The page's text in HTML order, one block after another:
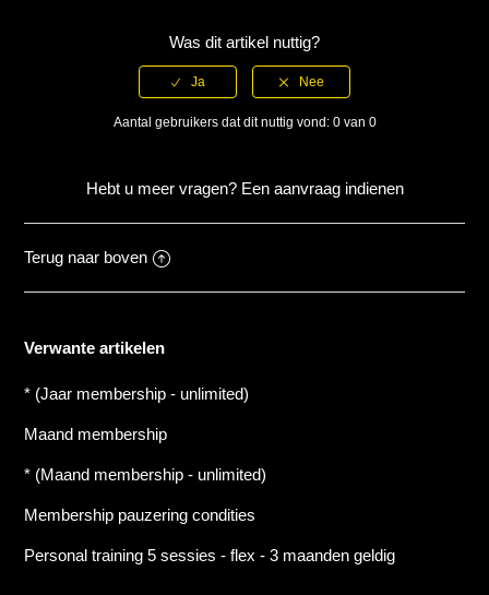
Was dit artikel nuttig?
Aantal gebruikers dat dit nuttig vond: 0 van 0
Hebt u meer vragen? Een aanvraag indienen
Terug naar boven
Verwante artikelen
* (Jaar membership - unlimited)
Maand membership
* (Maand membership - unlimited)
Membership pauzering condities
Personal training 5 sessies - flex - 3 maanden geldig